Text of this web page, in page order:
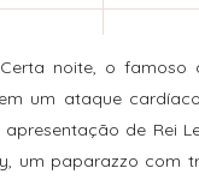
Certa noite, o famoso
um ataque
de Rei
um paparazzo com